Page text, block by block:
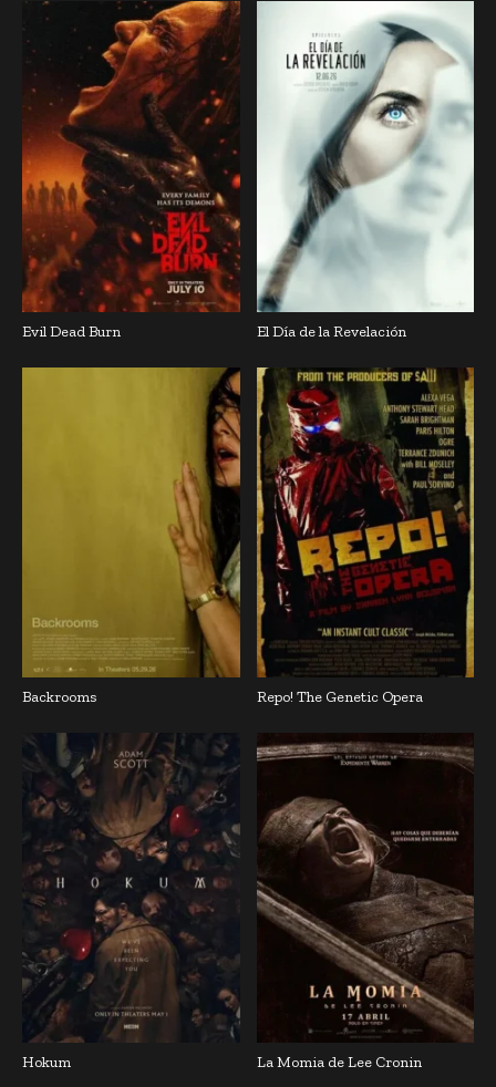
Evil Dead Burn El Día de la Revelación
Backrooms Repo! The Genetic Opera
Hokum La Momia de Lee Cronin